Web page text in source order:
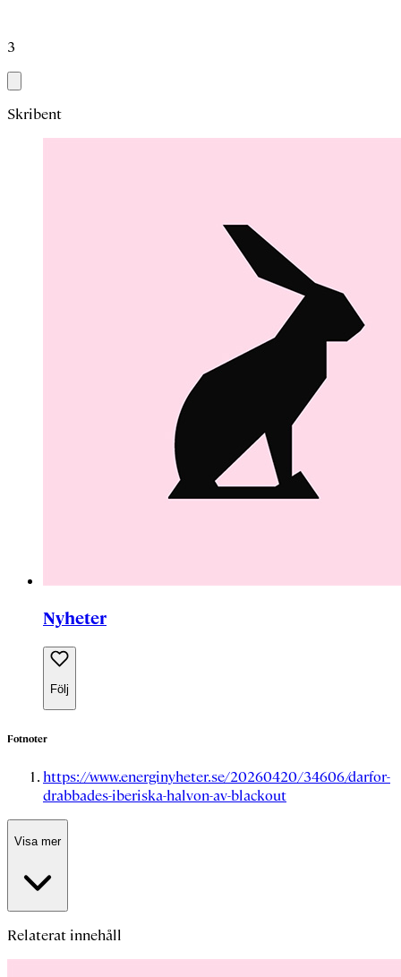
3
Skribent
Nyheter
Följ
Fotnoter
https://www.energinyheter.se/20260420/34606/darfor-
drabbades-iberiska-halvon-av-blackout
Visa mer
Relaterat innehåll